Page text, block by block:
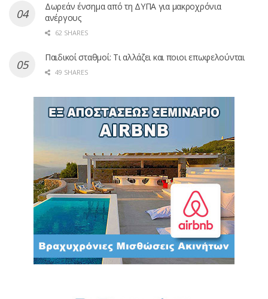
Δωρεάν ένσημα από τη ΔΥΠΑ για μακροχρόνια
ανέργους
62 SHARES
Παιδικοί σταθμοί: Τι αλλάζει και ποιοι επωφελούνται
49 SHARES